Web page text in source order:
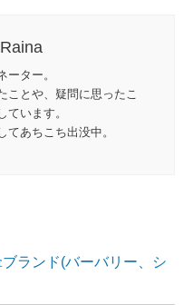
ター。
ことや、疑問に思ったこ
ています。
あちこち出没中。
ランド(バーバリー、シ